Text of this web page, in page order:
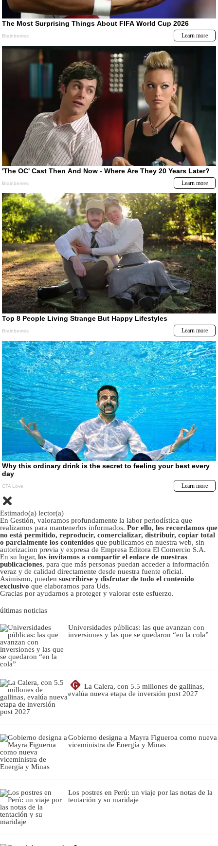
Estimado(a) lector(a)
En Gestión, valoramos profundamente la labor periodística que
realizamos para mantenerlos informados. Por ello, les recordamos que
no está permitido, reproducir, comercializar, distribuir, copiar total
o parcialmente los contenidos que publicamos en nuestra web, sin
autorizacion previa y expresa de Empresa Editora El Comercio S.A.
En su lugar, los invitamos a compartir el enlace de nuestras
publicaciones, para que más personas puedan acceder a información
veraz y de calidad directamente desde nuestra fuente oficial.
Asimismo, pueden suscribirse y disfrutar de todo el contenido
exclusivo que elaboramos para Uds.
Gracias por ayudarnos a proteger y valorar este esfuerzo.
últimas noticias
Universidades públicas: las que avanzan con
inversiones y las que se quedaron “en la cola”
G
La Calera, con 5.5 millones de gallinas,
evalúa nueva etapa de inversión post 2027
Gobierno designa a Mayra Figueroa como nueva
viceministra de Energía y Minas
Los postres en Perú: un viaje por las notas de la
tentación y su maridaje